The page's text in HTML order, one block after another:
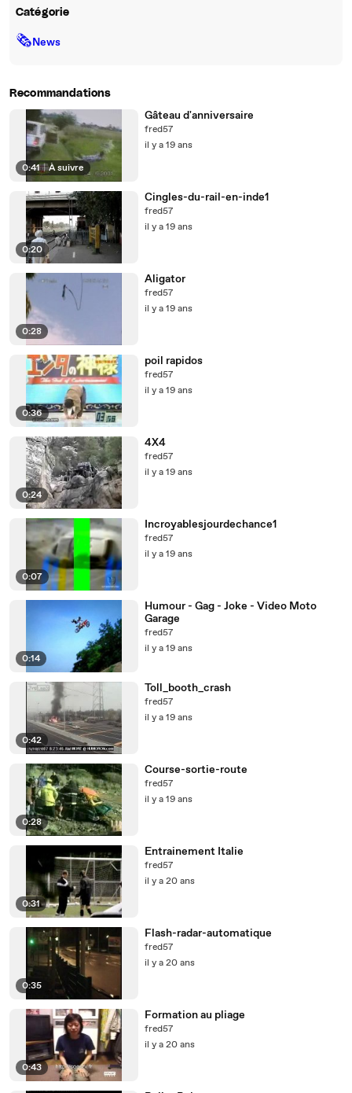
Catégorie
🗞News
Recommandations
0:41 | À suivre
Gâteau d'anniversaire
fred57
il y a 19 ans
0:20
Cingles-du-rail-en-inde1
fred57
il y a 19 ans
0:28
Aligator
fred57
il y a 19 ans
0:36
poil rapidos
fred57
il y a 19 ans
0:24
4X4
fred57
il y a 19 ans
0:07
Incroyablesjourdechance1
fred57
il y a 19 ans
0:14
Humour - Gag - Joke - Video Moto
Garage
fred57
il y a 19 ans
0:42
Toll_booth_crash
fred57
il y a 19 ans
0:28
Course-sortie-route
fred57
il y a 19 ans
0:31
Entrainement Italie
fred57
il y a 20 ans
0:35
Flash-radar-automatique
fred57
il y a 20 ans
0:43
Formation au pliage
fred57
il y a 20 ans